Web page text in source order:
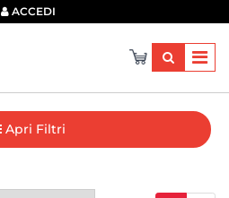
ACCEDI
Apri Filtri